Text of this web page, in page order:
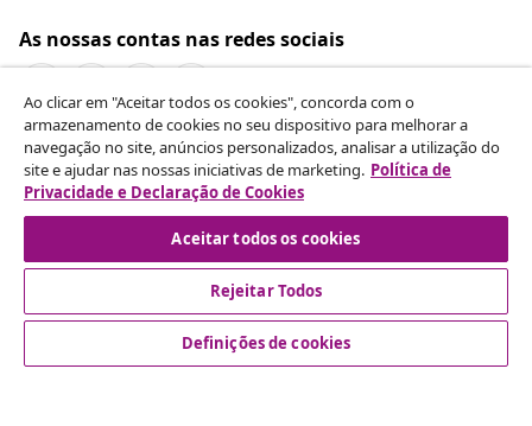
As nossas contas nas redes sociais
Rescindir o contrato
Envie um pedido de rescisão da sua encomenda.
Rescindir o contrato
Atendimento ao cliente
Ao clicar em "Aceitar todos os cookies", concorda com o
armazenamento de cookies no seu dispositivo para melhorar a
navegação no site, anúncios personalizados, analisar a utilização do
site e ajudar nas nossas iniciativas de marketing. Política de
Privacidade e Declaração de Cookies
Aceitar todos os cookies
Rejeitar Todos
Definições de cookies